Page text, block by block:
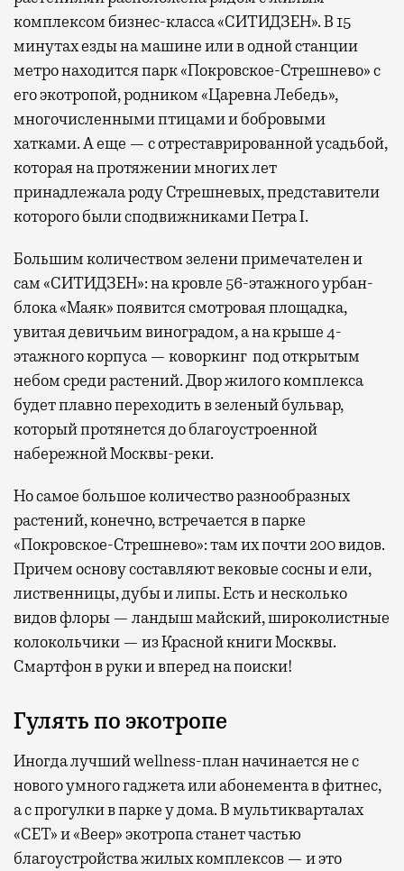
комплексом бизнес-класса «СИТИДЗЕН». В 15
минутах езды на машине или в одной станции
метро находится парк «Покровское-Стрешнево» с
его экотропой, родником «Царевна Лебедь»,
многочисленными птицами и бобровыми
хатками. А еще — с отреставрированной усадьбой,
которая на протяжении многих лет
принадлежала роду Стрешневых, представители
которого были сподвижниками Петра I.
Большим количеством зелени примечателен и
сам «СИТИДЗЕН»: на кровле 56-этажного урбан-
блока «Маяк» появится смотровая площадка,
увитая девичьим виноградом, а на крыше 4-
этажного корпуса — коворкинг под открытым
небом среди растений. Двор жилого комплекса
будет плавно переходить в зеленый бульвар,
который протянется до благоустроенной
набережной Москвы-реки.
Но самое большое количество разнообразных
растений, конечно, встречается в парке
«Покровское-Стрешнево»: там ихпочти 200 видов.
Причем основу составляют вековые сосны и ели,
лиственницы, дубы и липы. Есть и несколько
видов флоры — ландыш майский, широколистные
колокольчики — из Красной книги Москвы.
Смартфон в руки и вперед на поиски!
Гулять по экотропе
Иногда лучший wellness-план начинается не с
нового умного гаджета или абонемента в фитнес,
а с прогулки в парке у дома. В мультикварталах
«СЕТ» и «Веер» экотропа станет частью
благоустройства жилых комплексов — и это